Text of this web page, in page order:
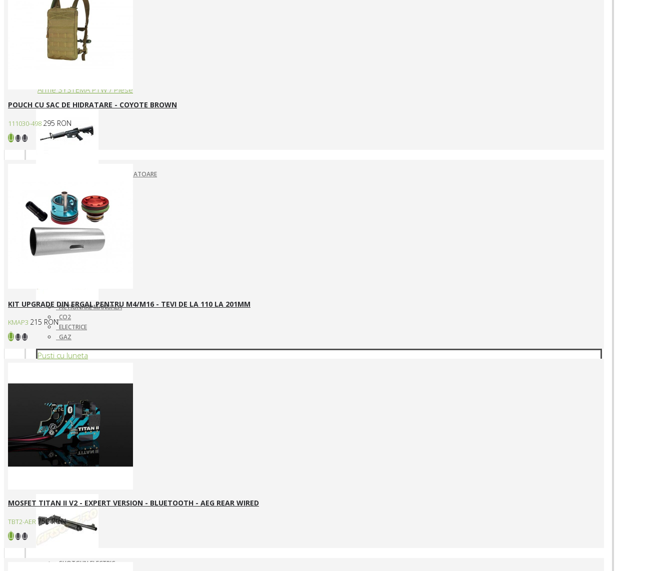
ARME ASALT ELECTRICE
ARME ASALT GAZ
ARME ASALT MANUALE
SMG ELECTRICE
Arme SYSTEMA PTW / Piese
ACUMULATORI SI ALIMENTATOARE
INCARCATOARE
PIESE DE SCHIMB
Pistoale Airsoft
ACTIONARE MANUALA
CO2
ELECTRICE
GAZ
Pusti cu luneta
SNIPERE ELECTRICE
SNIPERE GAZ/CO2
SNIPERE MANUALE
SHOTGUN ELECTRIC
POUCH CU SAC DE HIDRATARE - COYOTE BROWN
111030-498 295 RON
KIT UPGRADE DIN ERGAL PENTRU M4/M16 - TEVI DE LA 110 LA 201MM
KMAP3 215 RON
MOSFET TITAN II V2 - EXPERT VERSION - BLUETOOTH - AEG REAR WIRED
TBT2-AER750 RON